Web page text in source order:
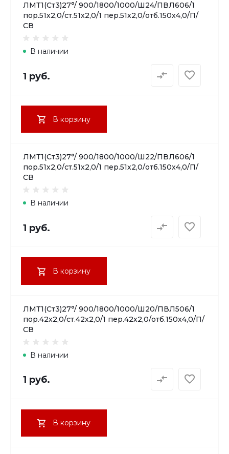
ЛМТ1(Ст3)27°/ 900/1800/1000/Ш24/ПВЛ606/1
пор.51х2,0/ст.51х2,0/1 пер.51х2,0/отб.150х4,0/П/
СВ
В наличии
1 руб.
В корзину
ЛМТ1(Ст3)27°/ 900/1800/1000/Ш22/ПВЛ606/1
пор.51х2,0/ст.51х2,0/1 пер.51х2,0/отб.150х4,0/П/
СВ
В наличии
1 руб.
В корзину
ЛМТ1(Ст3)27°/ 900/1800/1000/Ш20/ПВЛ506/1
пор.42х2,0/ст.42х2,0/1 пер.42х2,0/отб.150х4,0/П/
СВ
В наличии
1 руб.
В корзину